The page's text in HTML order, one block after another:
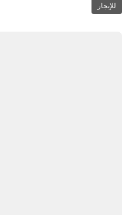
للإيجار